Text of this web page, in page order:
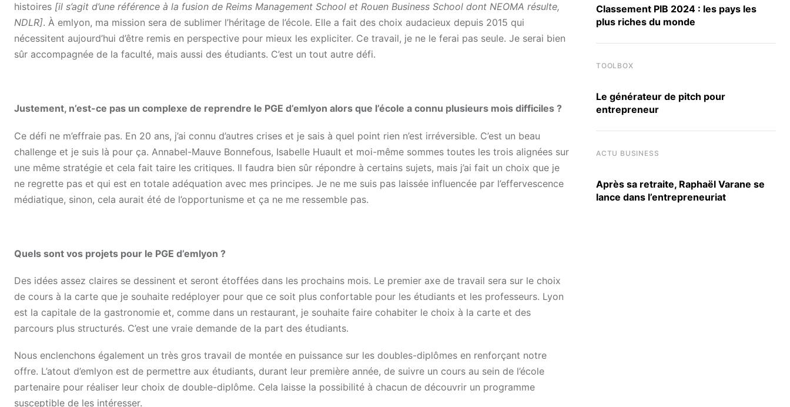
histoires [il s’agit d’une référence à la fusion de Reims Management School et Rouen Business School dont NEOMA résulte,
NDLR]. À emlyon, ma mission sera de sublimer l’héritage de l’école. Elle a fait des choix audacieux depuis 2015 qui
nécessitent aujourd’hui d’être remis en perspective pour mieux les expliciter. Ce travail, je ne le ferai pas seule. Je serai bien
sûr accompagnée de la faculté, mais aussi des étudiants. C’est un tout autre défi.
Justement, n’est-ce pas un complexe de reprendre le PGE d’emlyon alors que l’école a connu plusieurs mois difficiles ?
Ce défi ne m’effraie pas. En 20 ans, j’ai connu d’autres crises et je sais à quel point rien n’est irréversible. C’est un beau
challenge et je suis là pour ça. Annabel-Mauve Bonnefous, Isabelle Huault et moi-même sommes toutes les trois alignées sur
une même stratégie et cela fait taire les critiques. Il faudra bien sûr répondre à certains sujets, mais j’ai fait un choix que je
ne regrette pas et qui est en totale adéquation avec mes principes. Je ne me suis pas laissée influencée par l’effervescence
médiatique, sinon, cela aurait été de l’opportunisme et ça ne me ressemble pas.
Quels sont vos projets pour le PGE d’emlyon ?
Des idées assez claires se dessinent et seront étoffées dans les prochains mois. Le premier axe de travail sera sur le choix
de cours à la carte que je souhaite redéployer pour que ce soit plus confortable pour les étudiants et les professeurs. Lyon
est la capitale de la gastronomie et, comme dans un restaurant, je souhaite faire cohabiter le choix à la carte et des
parcours plus structurés. C’est une vraie demande de la part des étudiants.
Nous enclenchons également un très gros travail de montée en puissance sur les doubles-diplômes en renforçant notre
offre. L’atout d’emlyon est de permettre aux étudiants, durant leur première année, de suivre un cours au sein de l’école
partenaire pour réaliser leur choix de double-diplôme. Cela laisse la possibilité à chacun de découvrir un programme
susceptible de les intéresser.
Classement PIB 2024 : les pays les
plus riches du monde
TOOLBOX
Le générateur de pitch pour
entrepreneur
ACTU BUSINESS
Après sa retraite, Raphaël Varane se
lance dans l’entrepreneuriat